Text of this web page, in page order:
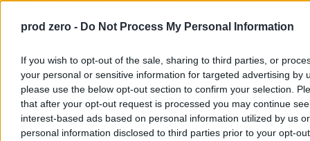
prod zero - Do Not Process My Personal Information
If you wish to opt-out of the sale, sharing to third parties, or
your personal or sensitive information for targeted advertising by
please use the below opt-out section to confirm your selection.
that after your opt-out request is processed you may continue
interest-based ads based on personal information utilized by us or
personal information disclosed to third parties prior to your opt-
Na to liczy Rozwój Plus. „Potrzebują mięsa
armatniego”